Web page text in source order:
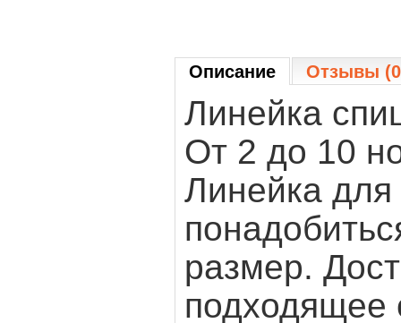
Описание Отзывы
Линейка
От 2 до 10
Линейка
размер.
подходящее